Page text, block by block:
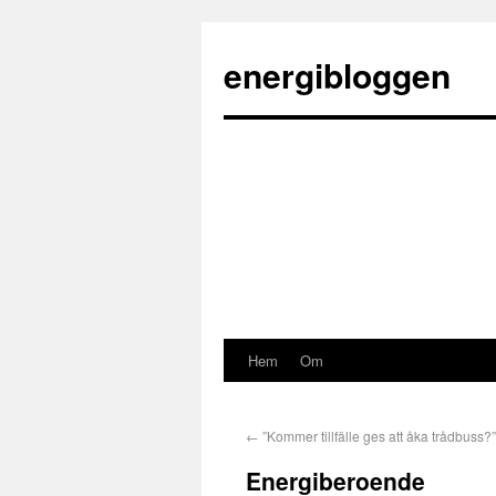
energibloggen
Hem Om
← ”Kommer tillfälle ges att åka trådbuss?”
Energiberoende